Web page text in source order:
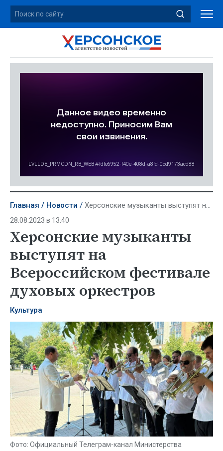
Главная Новости Херсонские музыканты выступят на Всероссийском фестивале духовых оркестров
28.08.2023 в 13:40
Херсонские музыканты
выступят на
Всероссийском фестивале
духовых оркестров
Культура
Фото: Официальный Телеграм-канал Министерства